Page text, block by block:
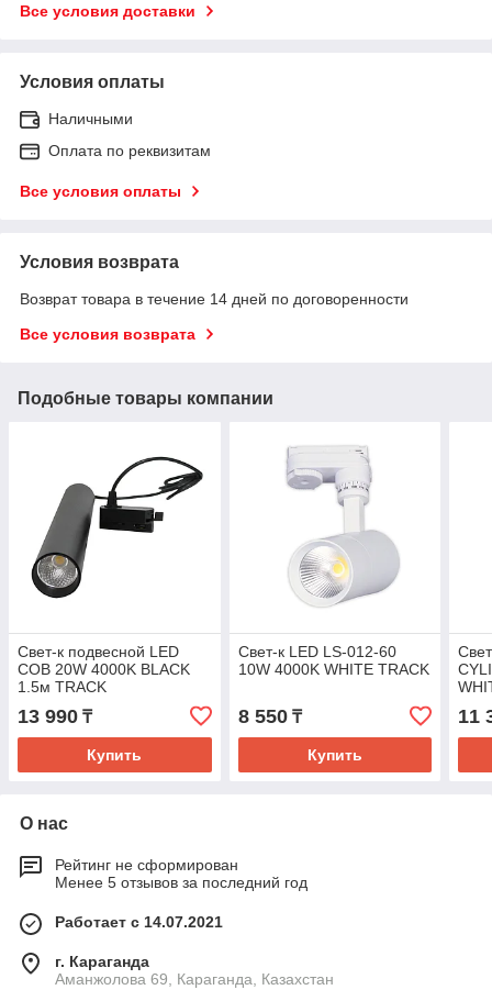
Все условия доставки
Условия оплаты
Наличными
Оплата по реквизитам
Все условия оплаты
Условия возврата
Возврат товара в течение 14 дней по договоренности
Все условия возврата
Подобные товары компании
Свет-к подвесной LED
COB 20W 4000K BLACK
1.5м TRACK
13 990 ₸
Купить
Свет-к LED LS-012-60
10W 4000K WHITE TRACK
8 550₸
Купить
11
О нас
Рейтинг не сформирован
Менее 5 отзывов за последний год
Работает с 14.07.2021
г. Караганда
Аманжолова 69, Караганда, Казахстан